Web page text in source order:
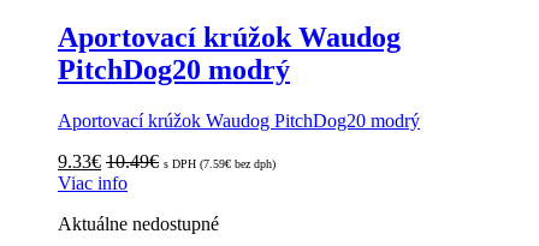
Aportovací krúžok Waudog
PitchDog20 modrý
Aportovací krúžok Waudog PitchDog20 modrý
9.33€ 10.49€ s DPH (7.59€ bez dph)
Viac info
Aktuálne nedostupné